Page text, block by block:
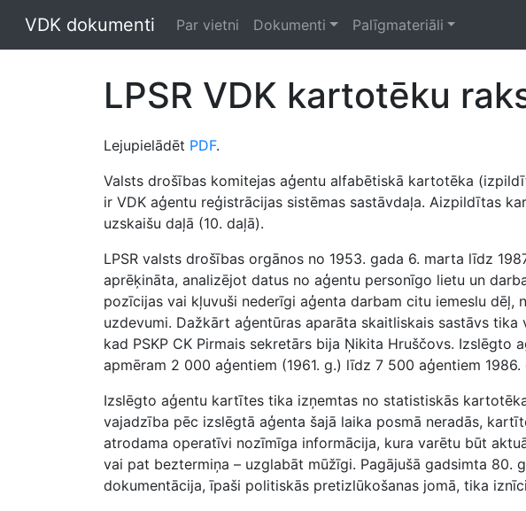
VDK dokumenti Par vietni Dokumenti Palīgmateriāli
LPSR VDK kartotēku
Lejupielādēt PDF.
Valsts drošības komitejas aģentu alfabētiskā kartotēka
ir VDK aģentu reģistrācijas sistēmas sastāvdaļa. Aizpildītas
uzskaišu daļā (10. daļā).
LPSR valsts drošības orgānos no 1953. gada 6. marta līdz
aprēķināta, analizējot datus no aģentu personīgo lietu un
pozīcijas vai kļuvuši nederīgi aģenta darbam citu iemeslu
uzdevumi. Dažkārt aģentūras aparāta skaitliskais sastāvs
kad PSKP CK Pirmais sekretārs bija Ņikita Hruščovs.
apmēram 2 000 aģentiem (1961. g.) līdz 7 500 aģentiem
Izslēgto aģentu kartītes tika izņemtas no statistiskās
vajadzība pēc izslēgtā aģenta šajā laika posmā neradās,
atrodama operatīvi nozīmīga informācija, kura varētu būt
vai pat beztermiņa – uzglabāt mūžīgi. Pagājušā gadsimta
dokumentācija, īpaši politiskās pretizlūkošanas jomā, tika